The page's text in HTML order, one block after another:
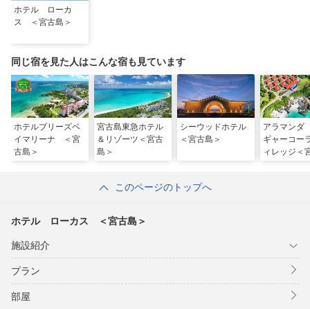
ホテル ローカ
ス ＜宮古島＞
同じ宿を見た人はこんな宿も見ています
ホテルブリーズベ
イマリーナ ＜宮
古島＞
宮古島東急ホテル
＆リゾーツ＜宮古
島＞
シーウッドホテル
＜宮古島＞
アラマン
ギャーコー
ィレッジ＜
このページのトップへ
ホテル ローカス ＜宮古島＞
施設紹介
プラン
部屋